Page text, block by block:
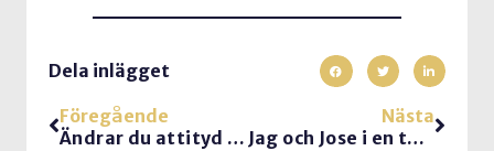
Dela inlägget
Föregående
Ändrar du attityd efter status?
Nästa
Jag och Jose i en taxi